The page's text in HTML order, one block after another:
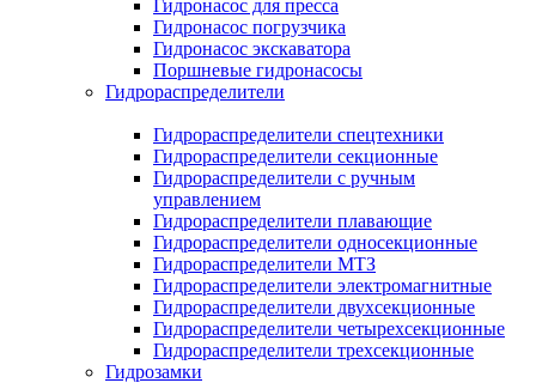
Гидронасос для пресса
Гидронасос погрузчика
Гидронасос экскаватора
Поршневые гидронасосы
Гидрораспределители
Гидрораспределители спецтехники
Гидрораспределители секционные
Гидрораспределители с ручным
управлением
Гидрораспределители плавающие
Гидрораспределители односекционные
Гидрораспределители МТЗ
Гидрораспределители электромагнитные
Гидрораспределители двухсекционные
Гидрораспределители четырехсекционные
Гидрораспределители трехсекционные
Гидрозамки